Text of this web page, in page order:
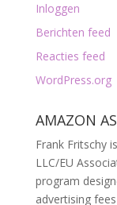
Inloggen
Berichten feed
Reacties feed
WordPress.org
AMAZON
Frank Fritschy
LLC/EU
program
advertising